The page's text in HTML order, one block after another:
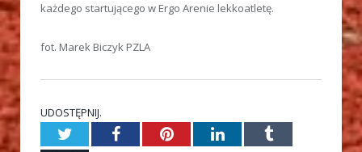
każdego startującego w Ergo Arenie lekkoatletę.
fot. Marek Biczyk PZLA
UDOSTĘPNIJ.
TwitterFacebookPinterestLinkedInTumblr